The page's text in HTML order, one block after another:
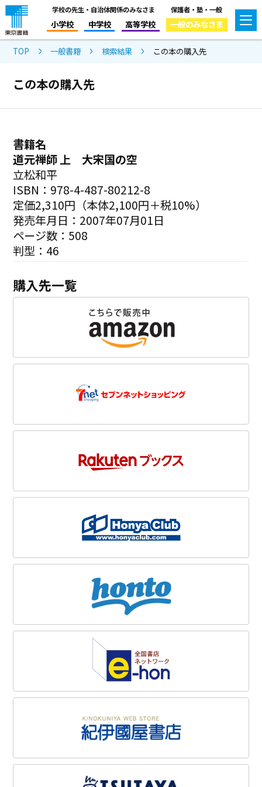
学校の先生・自治体関係のみなさま
小学校 中学校 高等学校
保護者・塾・一般
一般のみなさま
TOP 一般書籍 検索結果 この本の購入先
この本の購入先
書籍名
道元禅師 上 大宋国の空
立松和平
ISBN：978-4-487-80212-8
定価2,310円（本体2,100円＋税10%）
発売年月日：2007年07月01日
ページ数：508
判型：46
購入先一覧